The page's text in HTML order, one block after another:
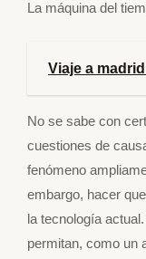
La máquina del
Viaje a
No se sabe con
cuestiones de
fenómeno
embargo, hacer
la tecnología
permitan, como un